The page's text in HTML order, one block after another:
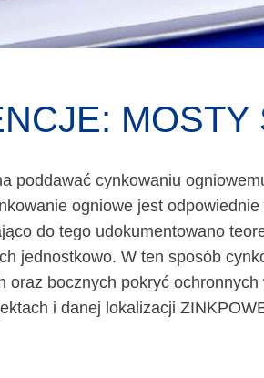
poddawać cynkowaniu
ogniowe jest
do tego udokumentowano
jednostkowo. W ten sposób
oraz bocznych pokryć
i danej lokalizacji